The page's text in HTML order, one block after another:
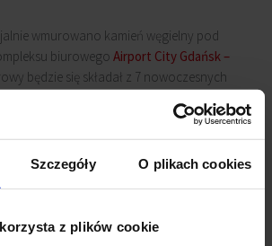
Szczegóły O plikach cookies
z plików cookie
wmurowano kamień węgielny pod
biurowego Airport City Gdańsk –
będzie się składał z 7 nowoczesnych
, Bravo, Charlie, Delta,
budynkuAlphabędzie gotowa w 2021 roku.
podziemnych miejsc parkingowych.